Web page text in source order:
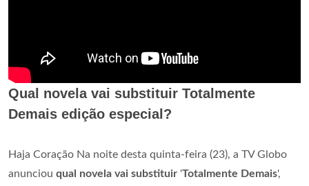
Qual novela vai substituir Totalmente
Demais edição especial?
Haja Coração Na noite desta quinta-feira (23), a TV Globo
anunciou qual novela vai substituir 'Totalmente Demais',